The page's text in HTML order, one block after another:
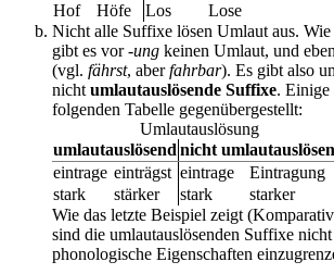
Hof
Höfe Los
Lose
Nicht alle Suffixe lösen Umlaut aus. Wie
gibt es vor-ung keinen Umlaut, und
(vgl. fährst, aberfahrbar). Es gibt also
nicht umlautauslösende Suffixe. Einige
folgenden Tabelle gegenübergestellt:
Umlautauslösung
umlautauslösend nicht
eintrage einträgst eintrage
Eintragung
stark
stärker stark
starker
Wie das letzte Beispiel zeigt
sind die umlautauslösenden Suffixe
phonologische Eigenschaften